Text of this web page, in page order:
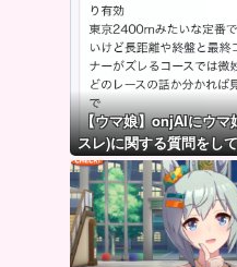
【ウマ娘】onjAIにウマ
スレ)に関する質問をし
果が草ｗｗｗ